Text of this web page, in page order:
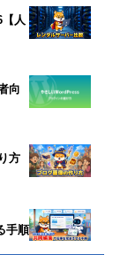
人
向
方
手順